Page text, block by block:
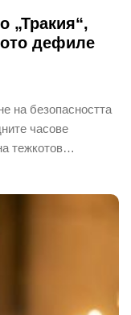
„Тракия“,
дефиле
на безопасността
часове
тежкотов…